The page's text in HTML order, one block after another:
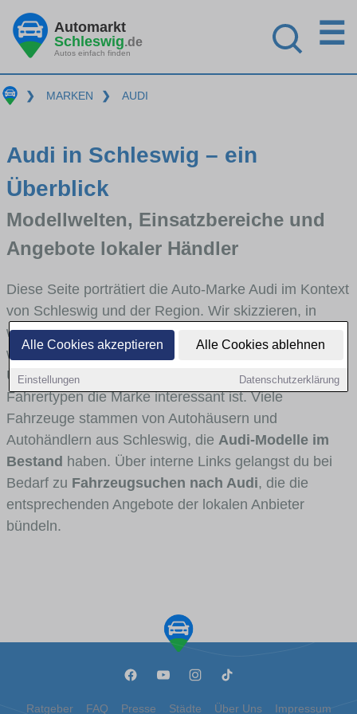
Alle Cookies akzeptieren Alle Cookies ablehnen
Einstellungen Datenschutzerklärung
Automarkt
Schleswig.de
Autos einfach finden
☰
❯ MARKEN ❯ AUDI
Audi in Schleswig – ein
Überblick
Modellwelten, Einsatzbereiche und
Angebote lokaler Händler
Diese Seite porträtiert die Auto-Marke Audi im Kontext
von Schleswig und der Region. Wir skizzieren, in
welchen Fahrzeugklassen Audi stark vertreten ist,
welche Modellreihen häufig im Stadt- und
Umlandverkehr zu sehen sind und für welche
Fahrertypen die Marke interessant ist. Viele
Fahrzeuge stammen von Autohäusern und
Autohändlern aus Schleswig, die Audi-Modelle im
Bestand haben. Über interne Links gelangst du bei
Bedarf zu Fahrzeugsuchen nach Audi, die die
entsprechenden Angebote der lokalen Anbieter
bündeln.
Ratgeber FAQ Presse Städte Über Uns Impressum